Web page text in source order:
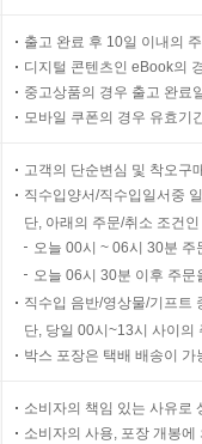
출고 완료 후 10일 이내의
디지털 콘텐츠인 eBook의
중고상품의 경우 출고 완료
모바일 쿠폰의 경우 유효기
고객의 단순변심 및 착오구
직수입양서/직수입일서중
단, 아래의 주문/취소 조건
오늘 00시 ~ 06시 30분
오늘 06시 30분 이후 주
직수입 음반/영상물/기프트
단, 당일 00시~13시 사이의
박스 포장은 택배 배송이
소비자의 책임 있는 사유로
소비자의 사용, 포장 개봉